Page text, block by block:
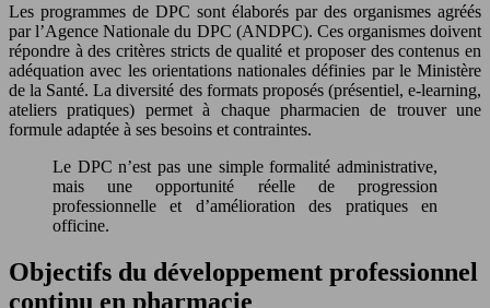
Les programmes de DPC sont élaborés par des organismes agréés
par l’Agence Nationale du DPC (ANDPC). Ces organismes doivent
répondre à des critères stricts de qualité et proposer des contenus en
adéquation avec les orientations nationales définies par le Ministère
de la Santé. La diversité des formats proposés (présentiel, e-learning,
ateliers pratiques) permet à chaque pharmacien de trouver une
formule adaptée à ses besoins et contraintes.
Le DPC n’est pas une simple formalité administrative,
mais une opportunité réelle de progression
professionnelle et d’amélioration des pratiques en
officine.
Objectifs du développement professionnel
continu en pharmacie